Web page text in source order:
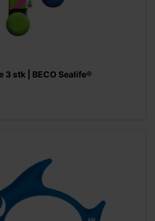
3 stk | BECO Sealife®